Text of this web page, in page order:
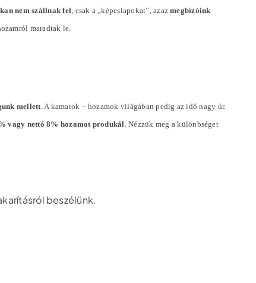
nem szállnak fel , csak a „képeslapokat”, azazmegbízóink
maradtak le.
mellett. A kamatok – hozamok világában pedig az idő nagy úr.
vagy nettó 8% hozamot produkál. Nézzük meg a különbséget
beszélünk.